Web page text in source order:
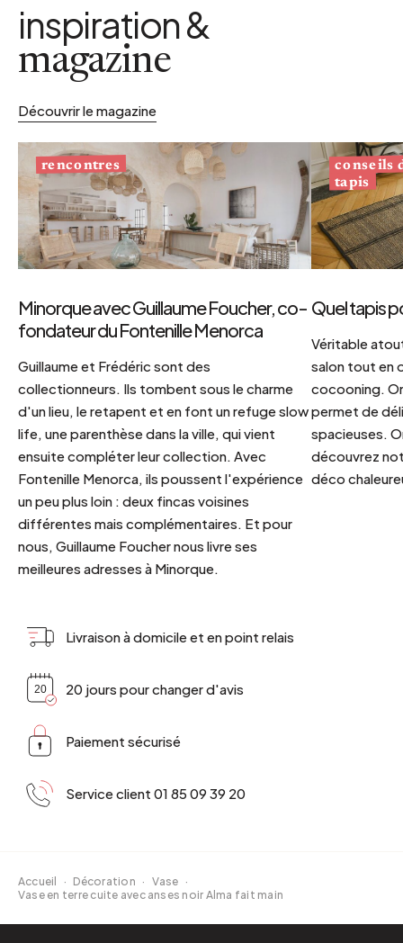
inspiration &
magazine
Découvrir le magazine
rencontres
Minorque avec Guillaume Foucher, co-
fondateur du Fontenille Menorca
Guillaume et Frédéric sont des
collectionneurs. Ils tombent sous le charme
d'un lieu, le retapent et en font un refuge slow
life, une parenthèse dans la ville, qui vient
ensuite compléter leur collection. Avec
Fontenille Menorca, ils poussent l'expérience
un peu plus loin : deux fincas voisines
différentes mais complémentaires. Et pour
nous, Guillaume Foucher nous livre ses
meilleures adresses à Minorque.
conseils
tapis
Quel tapis
Véritable
salon tout en
cocooning.
permet de
spacieuses.
découvrez
déco
Livraison à domicile et en point relais
20 jours pour changer d'avis
Paiement sécurisé
Service client 01 85 09 39 20
Accueil · Décoration · Vase ·
Vase en terre cuite avec anses noir Alma fait main